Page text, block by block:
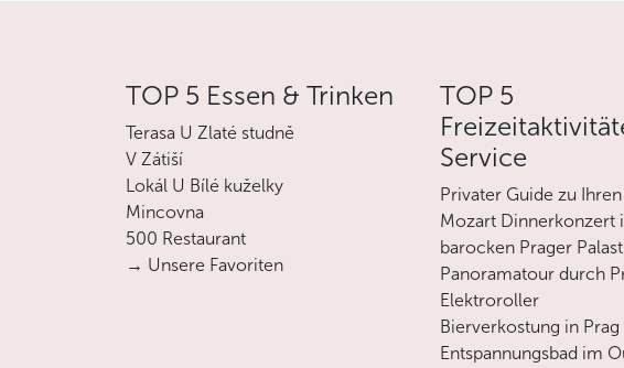
TOP 5 Essen & Trinken
Terasa U Zlaté studně
V Zátiší
Lokál U Bílé kuželky
Mincovna
500 Restaurant
→ Unsere Favoriten
TOP 5
Service
Privater Guide zu
Mozart Dinnerkonzert
barocken Prager Palast
Panoramatour durch
Elektroroller
Bierverkostung in Prag
Entspannungsbad im